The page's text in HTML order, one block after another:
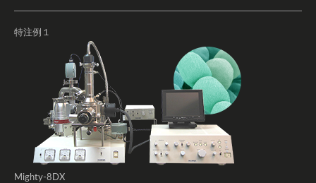
特注例１
Mighty-8DX